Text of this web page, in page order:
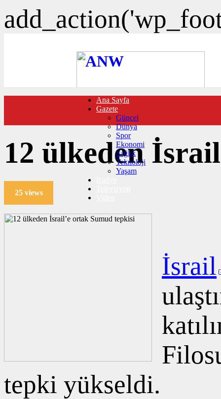
FOTO GALERİ
VIDEO GALERİ
TRAFİK DURUMU
NÖBETÇİ ECZANELER
CANLI SONUÇLAR
HABER GÖNDER
BURÇLAR
İLETİŞİM
Ana Sayfa
Gazete
Güncel
Dünya
Spor
Ekonomi
Sağlık
Teknoloji
Yaşam
12 ülkeden
25 views
İsrail
tepki yükseldi.